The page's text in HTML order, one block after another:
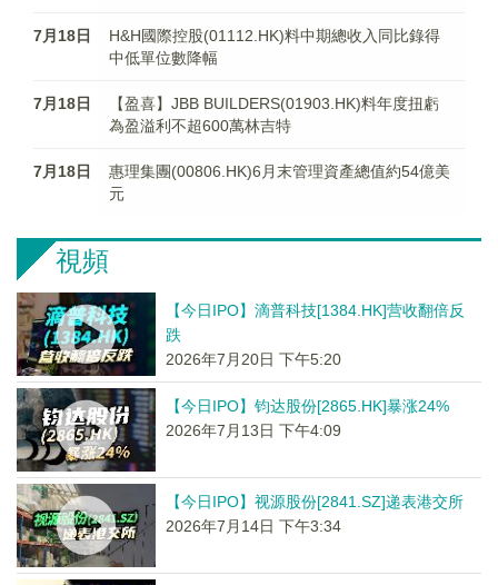
7月18日
H&H國際控股(01112.HK)料中期總收入同比錄得
中低單位數降幅
7月18日
【盈喜】JBB BUILDERS(01903.HK)料年度扭虧
為盈溢利不超600萬林吉特
7月18日
惠理集團(00806.HK)6月末管理資產總值約54億美
元
視頻
【今日IPO】滴普科技[1384.HK]营收翻倍反
跌
2026年7月20日 下午5:20
【今日IPO】钧达股份[2865.HK]暴涨24%
2026年7月13日 下午4:09
【今日IPO】视源股份[2841.SZ]递表港交所
2026年7月14日 下午3:34